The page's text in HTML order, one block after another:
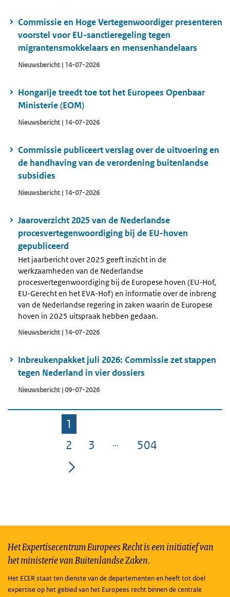
Commissie en Hoge Vertegenwoordiger presenteren
voorstel voor EU-sanctieregeling tegen
migrantensmokkelaars en mensenhandelaars
Nieuwsbericht | 14-07-2026
Hongarije treedt toe tot het Europees Openbaar
Ministerie (EOM)
Nieuwsbericht | 14-07-2026
Commissie publiceert verslag over de uitvoering en
de handhaving van de verordening buitenlandse
subsidies
Nieuwsbericht | 14-07-2026
Jaaroverzicht 2025 van de Nederlandse
procesvertegenwoordiging bij de EU-hoven
gepubliceerd
Het jaarbericht over 2025 geeft inzicht in de
werkzaamheden van de Nederlandse
procesvertegenwoordiging bij de Europese hoven (EU-Hof,
EU-Gerecht en het EVA-Hof) en informatie over de inbreng
van de Nederlandse regering in zaken waarin de Europese
hoven in 2025 uitspraak hebben gedaan.
Nieuwsbericht | 14-07-2026
Inbreukenpakket juli 2026: Commissie zet stappen
tegen Nederland in vier dossiers
Nieuwsbericht | 09-07-2026
Pagina
1
Pagina
2 Pagina
3 Pagina
504
Het Expertisecentrum Europees Recht is een initiatief van
het ministerie van Buitenlandse Zaken.
Het ECER staat ten dienste van de departementen en heeft tot doel
expertise op het gebied van het Europees recht binnen de centrale